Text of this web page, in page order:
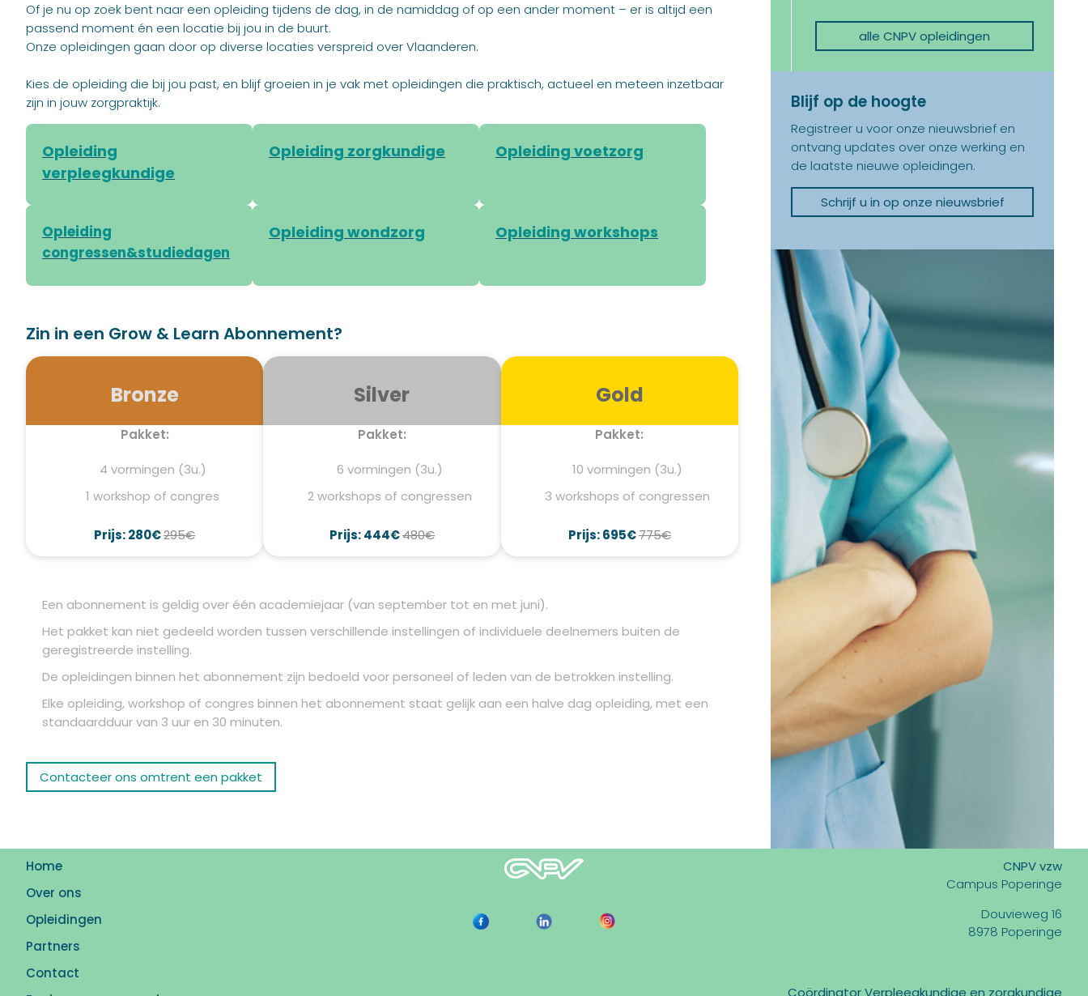
alle CNPV opleidingen
Blijf op de hoogte
Registreer u voor onze nieuwsbrief en
ontvang updates over onze werking en
de laatste nieuwe opleidingen.
Schrijf u in op onze nieuwsbrief
Of je nu op zoek bent naar een opleiding tijdens de dag, in de namiddag of op een ander moment – er is altijd een
passend moment én een locatie bij jou in de buurt.
Onze opleidingen gaan door op diverse locaties verspreid over Vlaanderen.
Kies de opleiding die bij jou past, en blijf groeien in je vak met opleidingen die praktisch, actueel en meteen inzetbaar
zijn in jouw zorgpraktijk.
Opleiding
verpleegkundige
Opleiding zorgkundige Opleiding voetzorg
Opleiding
congressen&studiedagen
Opleiding wondzorg Opleiding workshops
Zin in een Grow & Learn Abonnement?
Bronze
Pakket:
4 vormingen (3u.)
1 workshop of congres
Prijs: 280€295€
Silver
Pakket:
6 vormingen (3u.)
2 workshops of congressen
Prijs: 444€480€
Gold
Pakket:
10 vormingen (3u.)
3 workshops of congressen
Prijs: 695€775€
Een abonnement is geldig over één academiejaar (van september tot en met juni).
Het pakket kan niet gedeeld worden tussen verschillende instellingen of individuele deelnemers buiten de
geregistreerde instelling.
De opleidingen binnen het abonnement zijn bedoeld voor personeel of leden van de betrokken instelling.
Elke opleiding, workshop of congres binnen het abonnement staat gelijk aan een halve dag opleiding, met een
standaardduur van 3 uur en 30 minuten.
Contacteer ons omtrent een pakket
Home
Over ons
Opleidingen
Partners
Contact
CNPV vzw
Campus Poperinge
Douvieweg 16
8978 Poperinge